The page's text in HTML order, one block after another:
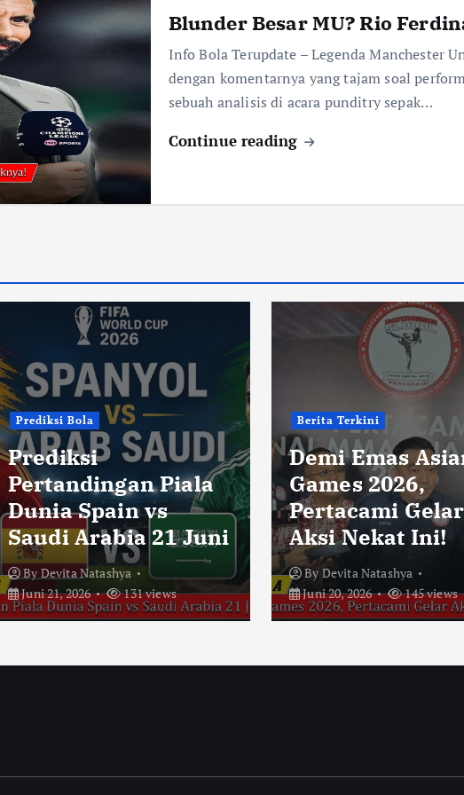
Blunder Besar MU? Rio
Info Bola Terupdate – Legenda Manchester
dengan komentarnya yang tajam soal
sebuah analisis di acara punditry sepak…
Continue reading
Prediksi Bola
Prediksi
Pertandingan Piala
Dunia Spain vs
Saudi Arabia 21 Juni
By Devita Natashya
Juni 21, 2026
131 views
Berita Terkini
Demi Emas
Games 2026,
Pertacami Gelar
Aksi Nekat Ini!
ByDevita Natashya
Juni 20, 2026
145 views